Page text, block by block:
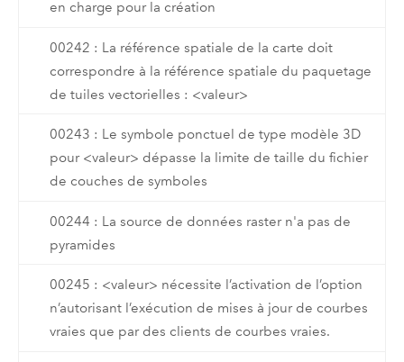
en charge pour la création
00242 : La référence spatiale de la carte doit
correspondre à la référence spatiale du paquetage
de tuiles vectorielles : <valeur>
00243 : Le symbole ponctuel de type modèle 3D
pour <valeur> dépasse la limite de taille du fichier
de couches de symboles
00244 : La source de données raster n'a pas de
pyramides
00245 : <valeur> nécessite l’activation de l’option
n’autorisant l’exécution de mises à jour de courbes
vraies que par des clients de courbes vraies.